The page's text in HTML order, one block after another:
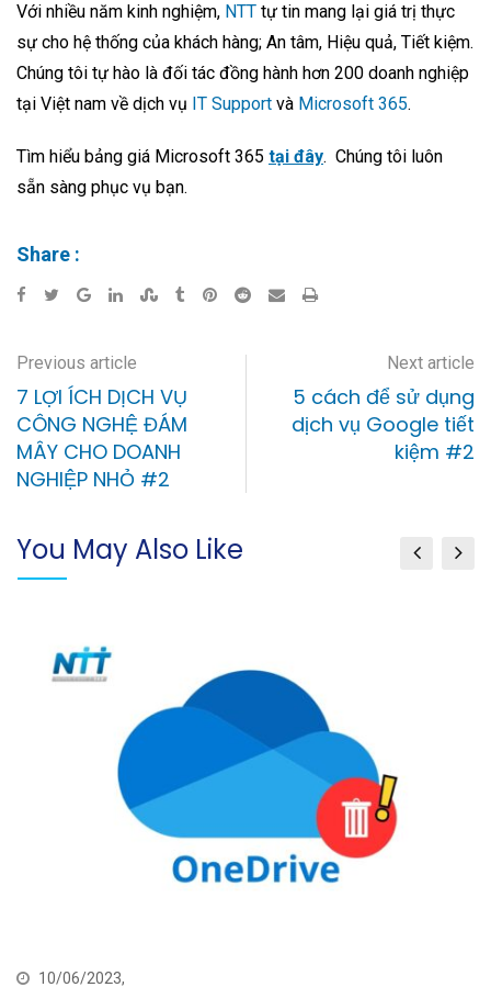
Với nhiều năm kinh nghiệm, NTT tự tin mang lại giá trị thực
sự cho hệ thống của khách hàng; An tâm, Hiệu quả, Tiết kiệm.
Chúng tôi tự hào là đối tác đồng hành hơn 200 doanh nghiệp
tại Việt nam về dịch vụ IT Support và Microsoft 365.
Tìm hiểu bảng giá Microsoft 365 tại đây. Chúng tôi luôn
sẵn sàng phục vụ bạn.
Share :
Previous article
7 LỢI ÍCH DỊCH VỤ
CÔNG NGHỆ ĐÁM
MÂY CHO DOANH
NGHIỆP NHỎ #2
Next article
5 cách để sử dụng
dịch vụ Google tiết
kiệm #2
You May Also Like
10/06/2023,